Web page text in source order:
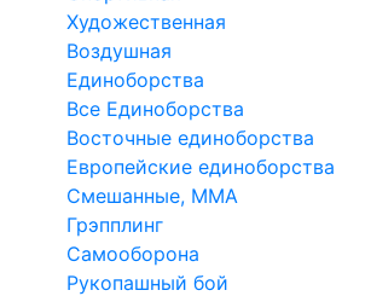
Художественная
Воздушная
Единоборства
Все Единоборства
Восточные единоборства
Европейские единоборства
Смешанные, ММА
Грэпплинг
Самооборона
Рукопашный бой